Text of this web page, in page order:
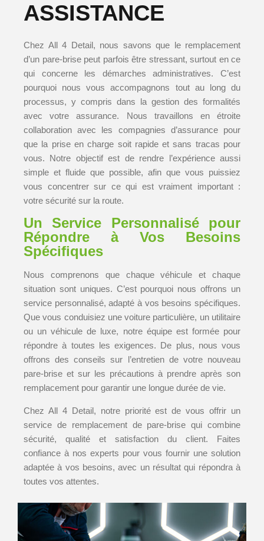
ASSISTANCE
Chez All 4 Detail, nous savons que le remplacement
d’un pare-brise peut parfois être stressant, surtout en ce
qui concerne les démarches administratives. C’est
pourquoi nous vous accompagnons tout au long du
processus, y compris dans la gestion des formalités
avec votre assurance. Nous travaillons en étroite
collaboration avec les compagnies d’assurance pour
que la prise en charge soit rapide et sans tracas pour
vous. Notre objectif est de rendre l’expérience aussi
simple et fluide que possible, afin que vous puissiez
vous concentrer sur ce qui est vraiment important :
votre sécurité sur la route.
Un Service Personnalisé pour
Répondre à Vos Besoins
Spécifiques
Nous comprenons que chaque véhicule et chaque
situation sont uniques. C’est pourquoi nous offrons un
service personnalisé, adapté à vos besoins spécifiques.
Que vous conduisiez une voiture particulière, un utilitaire
ou un véhicule de luxe, notre équipe est formée pour
répondre à toutes les exigences. De plus, nous vous
offrons des conseils sur l’entretien de votre nouveau
pare-brise et sur les précautions à prendre après son
remplacement pour garantir une longue durée de vie.
Chez All 4 Detail, notre priorité est de vous offrir un
service de remplacement de pare-brise qui combine
sécurité, qualité et satisfaction du client. Faites
confiance à nos experts pour vous fournir une solution
adaptée à vos besoins, avec un résultat qui répondra à
toutes vos attentes.